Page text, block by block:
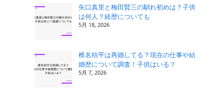
矢口真里と梅田賢三の馴れ初めは？子供
は何人？経歴についても
5月 18, 2026
椎名桔平は再婚してる？現在の仕事や結
婚歴について調査！子供はいる？
5月 7, 2026